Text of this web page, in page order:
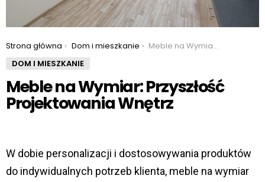
You are here:
Strona główna Dom i mieszkanie
Meble na Wymiar: Przyszłość Projektowania Wnętrz
DOM I MIESZKANIE
Meble na Wymiar: Przyszłość
Projektowania Wnętrz
W dobie personalizacji i dostosowywania produktów
do indywidualnych potrzeb klienta, meble na wymiar